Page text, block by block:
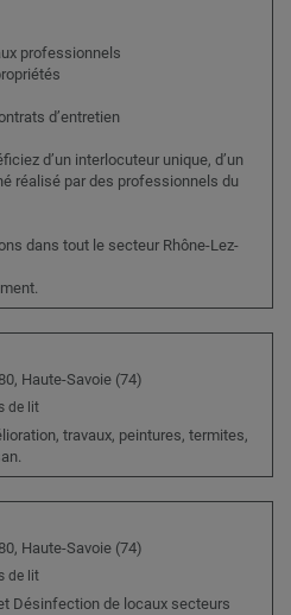
professionnels
d’entretien
d’un interlocuteur unique, d’un
réalisé par des professionnels du
dans tout le secteur Rhône-Lez-
Haute-Savoie (74)
de lit
travaux, peintures, termites,
Haute-Savoie (74)
de lit
Désinfection de locaux secteurs